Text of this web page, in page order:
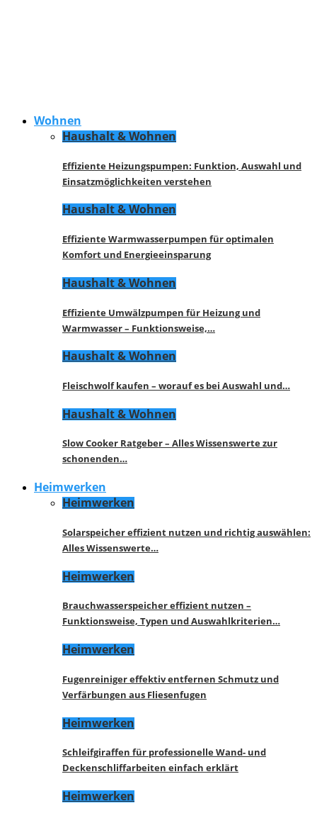
Wohnen
Haushalt & Wohnen
Effiziente Heizungspumpen: Funktion, Auswahl und
Einsatzmöglichkeiten verstehen
Haushalt & Wohnen
Effiziente Warmwasserpumpen für optimalen
Komfort und Energieeinsparung
Haushalt & Wohnen
Effiziente Umwälzpumpen für Heizung und
Warmwasser – Funktionsweise,…
Haushalt & Wohnen
Fleischwolf kaufen – worauf es bei Auswahl und…
Haushalt & Wohnen
Slow Cooker Ratgeber – Alles Wissenswerte zur
schonenden…
Heimwerken
Heimwerken
Solarspeicher effizient nutzen und richtig auswählen:
Alles Wissenswerte…
Heimwerken
Brauchwasserspeicher effizient nutzen –
Funktionsweise, Typen und Auswahlkriterien…
Heimwerken
Fugenreiniger effektiv entfernen Schmutz und
Verfärbungen aus Fliesenfugen
Heimwerken
Schleifgiraffen für professionelle Wand- und
Deckenschliffarbeiten einfach erklärt
Heimwerken